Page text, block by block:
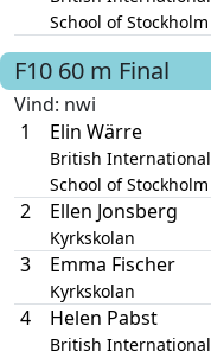
School of Stockholm
F10 60 m Final
Vind: nwi
1
Elin Wärre
British International
School of Stockholm
2 Ellen Jonsberg
Kyrkskolan
3 Emma Fischer
Kyrkskolan
4 Helen Pabst
British International